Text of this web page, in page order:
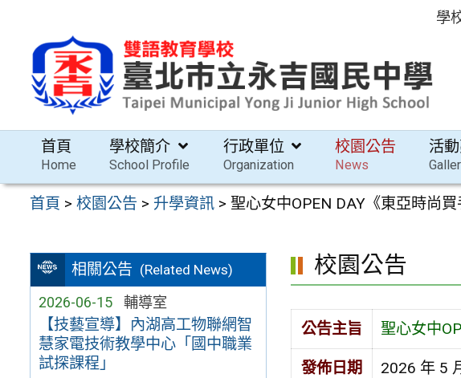
容
學
首頁
Home
學校簡介
School Profile
行政單位
Organization
校園公告
News
活
首頁 >校園公告 > 升學資訊 >聖心女中OPEN DAY《東亞時尚
相關公告 (Related News)
2026-06-15 輔導室
【技藝宣導】內湖高工物聯網智
慧家電技術教學中心「國中職業
試探課程」
校園公告
公告主旨 聖心女中
發佈日期 2026 年 5